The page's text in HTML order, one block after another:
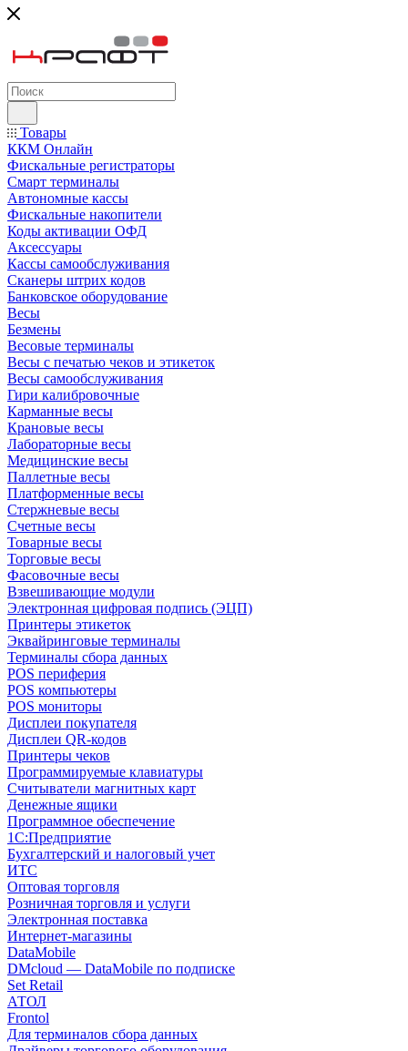
Товары
ККМ Онлайн
Фискальные регистраторы
Смарт терминалы
Автономные кассы
Фискальные накопители
Коды активации ОФД
Аксессуары
Кассы самообслуживания
Сканеры штрих кодов
Банковское оборудование
Весы
Безмены
Весовые терминалы
Весы с печатью чеков и этикеток
Весы самообслуживания
Гири калибровочные
Карманные весы
Крановые весы
Лабораторные весы
Медицинские весы
Паллетные весы
Платформенные весы
Стержневые весы
Счетные весы
Товарные весы
Торговые весы
Фасовочные весы
Взвешивающие модули
Электронная цифровая подпись (ЭЦП)
Принтеры этикеток
Эквайринговые терминалы
Терминалы сбора данных
POS периферия
POS компьютеры
POS мониторы
Дисплеи покупателя
Дисплеи QR-кодов
Принтеры чеков
Программируемые клавиатуры
Считыватели магнитных карт
Денежные ящики
Программное обеспечение
1С:Предприятие
Бухгалтерский и налоговый учет
ИТС
Оптовая торговля
Розничная торговля и услуги
Электронная поставка
Интернет-магазины
DataMobile
DMcloud — DataMobile по подписке
Set Retail
АТОЛ
Frontol
Для терминалов сбора данных